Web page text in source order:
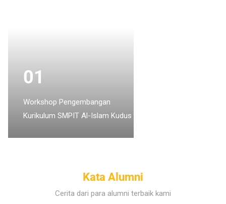
01
Workshop Pengembangan
Kurikulum SMPIT Al-Islam Kudus
Kata Alumni
Cerita dari para alumni terbaik kami